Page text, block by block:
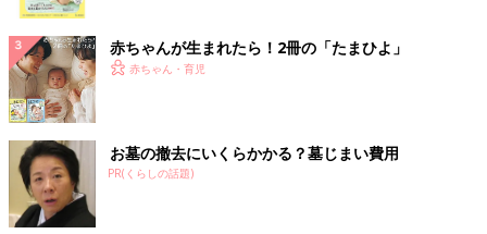
赤ちゃんが生まれたら！2冊の「たまひよ」
赤ちゃん・育児
お墓の撤去にいくらかかる？墓じまい費用
PR(くらしの話題)